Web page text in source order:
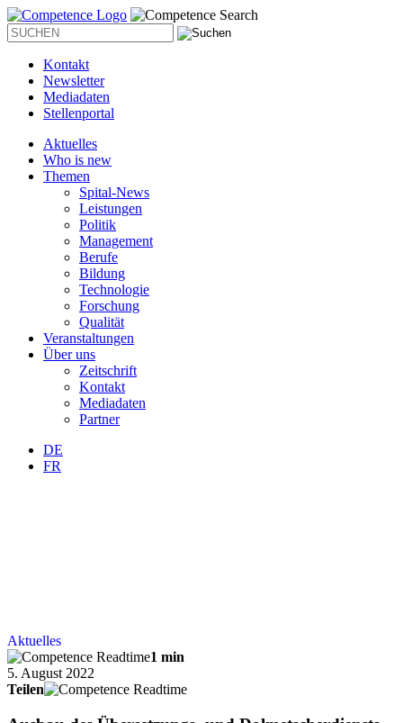
Kontakt
Newsletter
Mediadaten
Stellenportal
Aktuelles
Who is new
Themen
Spital-News
Leistungen
Politik
Management
Berufe
Bildung
Technologie
Forschung
Qualität
Veranstaltungen
Über uns
Zeitschrift
Kontakt
Mediadaten
Partner
DE
FR
Aktuelles
1 min
5. August 2022
Teilen